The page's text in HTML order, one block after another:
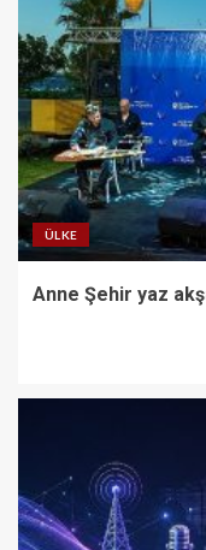
ÜLKE
Anne Şehir yaz